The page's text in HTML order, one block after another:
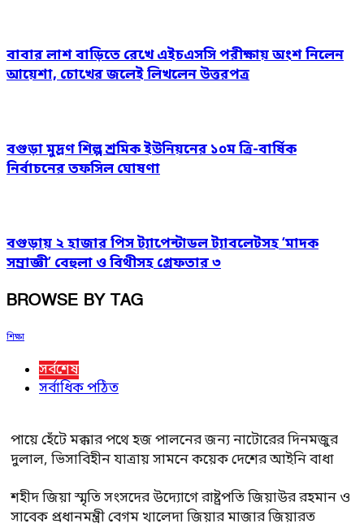
বাবার লাশ বাড়িতে রেখে এইচএসসি পরীক্ষায় অংশ নিলেন
আয়েশা, চোখের জলেই লিখলেন উত্তরপত্র
বগুড়া মুদ্রণ শিল্প শ্রমিক ইউনিয়নের ১০ম ত্রি-বার্ষিক
নির্বাচনের তফসিল ঘোষণা
বগুড়ায় ২ হাজার পিস ট্যাপেন্টাডল ট্যাবলেটসহ ‘মাদক
সম্রাজ্ঞী’ বেহুলা ও বিথীসহ গ্রেফতার ৩
BROWSE BY TAG
শিক্ষা
সর্বশেষ
সর্বাধিক পঠিত
পায়ে হেঁটে মক্কার পথে হজ পালনের জন্য নাটোরের দিনমজুর
দুলাল, ভিসাবিহীন যাত্রায় সামনে কয়েক দেশের আইনি বাধা
শহীদ জিয়া স্মৃতি সংসদের উদ্যোগে রাষ্ট্রপতি জিয়াউর রহমান ও
সাবেক প্রধানমন্ত্রী বেগম খালেদা জিয়ার মাজার জিয়ারত